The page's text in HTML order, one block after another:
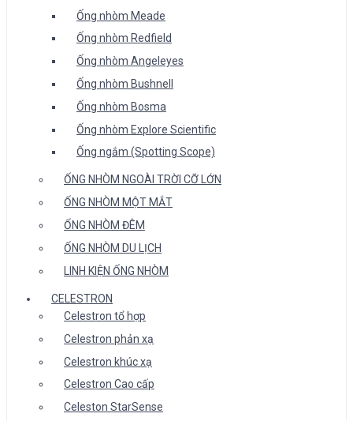
Ống nhòm Meade
Ống nhòm Redfield
Ống nhòm Angeleyes
Ống nhòm Bushnell
Ống nhòm Bosma
Ống nhòm Explore Scientific
Ống ngắm (Spotting Scope)
ỐNG NHÒM NGOÀI TRỜI CỠ LỚN
ỐNG NHÒM MỘT MẮT
ỐNG NHÒM ĐÊM
ỐNG NHÒM DU LỊCH
LINH KIỆN ỐNG NHÒM
CELESTRON
Celestron tổ hợp
Celestron phản xạ
Celestron khúc xạ
Celestron Cao cấp
Celeston StarSense